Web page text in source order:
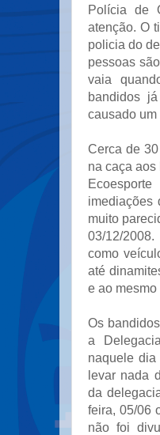
Polícia de
atenção. O
policia do
pessoas
vaia
bandidos
causado
Cerca de
na caça
imediações
muito
03/12/
como
até
e ao
Os
a
naquele
levar nada
da
feira, 05/06
não foi